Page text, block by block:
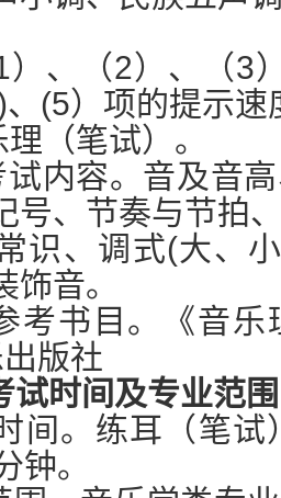
（2）、（3）
(5）项的提示速
（笔试）。
容。音及音高
号、节奏与节拍
识、调式(大、
音。
书目。《音乐
版社
试时间及专业范围
。练耳（笔试
钟。